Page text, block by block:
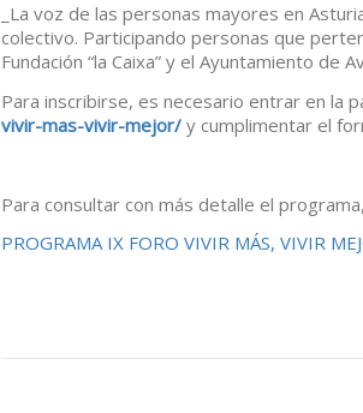
_La voz de las personas mayores en
colectivo. Participando personas que
Fundación “la Caixa” y el Ayuntamiento de
Para inscribirse, es necesario entrar en la
vivir-mas-vivir-mejor/ y cumplimentar el
Para consultar con más detalle el
PROGRAMA IX FORO VIVIR MÁS, VIVIR